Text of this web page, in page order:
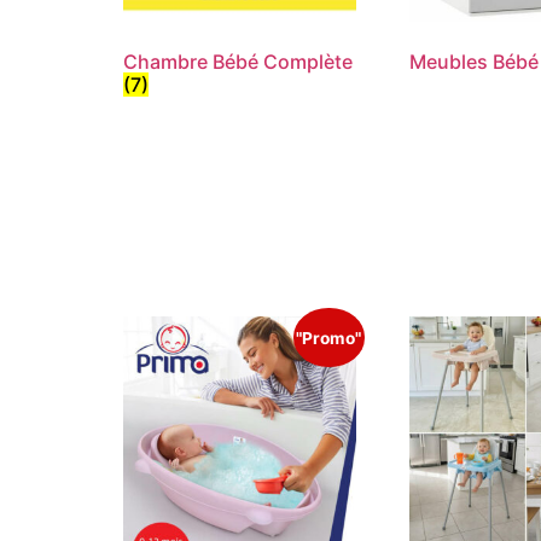
Chambre Bébé Complète
(7)
Meubles Bébé
"Promo"